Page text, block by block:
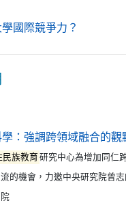
國際競爭力？
：強調跨領域融合的觀
民族教育 研究中心為增加同仁
的機會，力邀中央研究院曾